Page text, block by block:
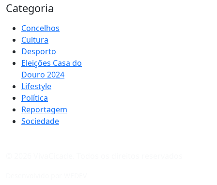
Categoria
Concelhos
Cultura
Desporto
Eleições Casa do
Douro 2024
Lifestyle
Política
Reportagem
Sociedade